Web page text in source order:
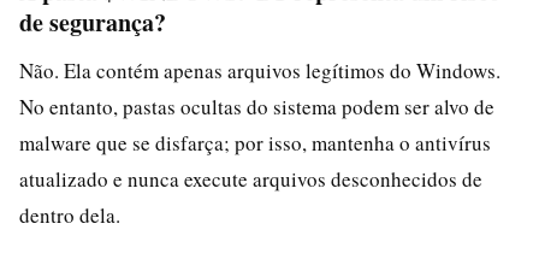
de segurança?
Não. Ela contém apenas arquivos legítimos do Windows.
No entanto, pastas ocultas do sistema podem ser alvo de
malware que se disfarça; por isso, mantenha o antivírus
atualizado e nunca execute arquivos desconhecidos de
dentro dela.